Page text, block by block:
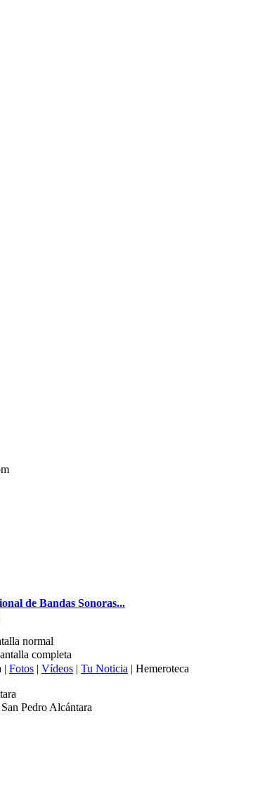
de Bandas Sonoras...
normal
completa
| Fotos | Vídeos | Tu Noticia | Hemeroteca
Pedro Alcántara